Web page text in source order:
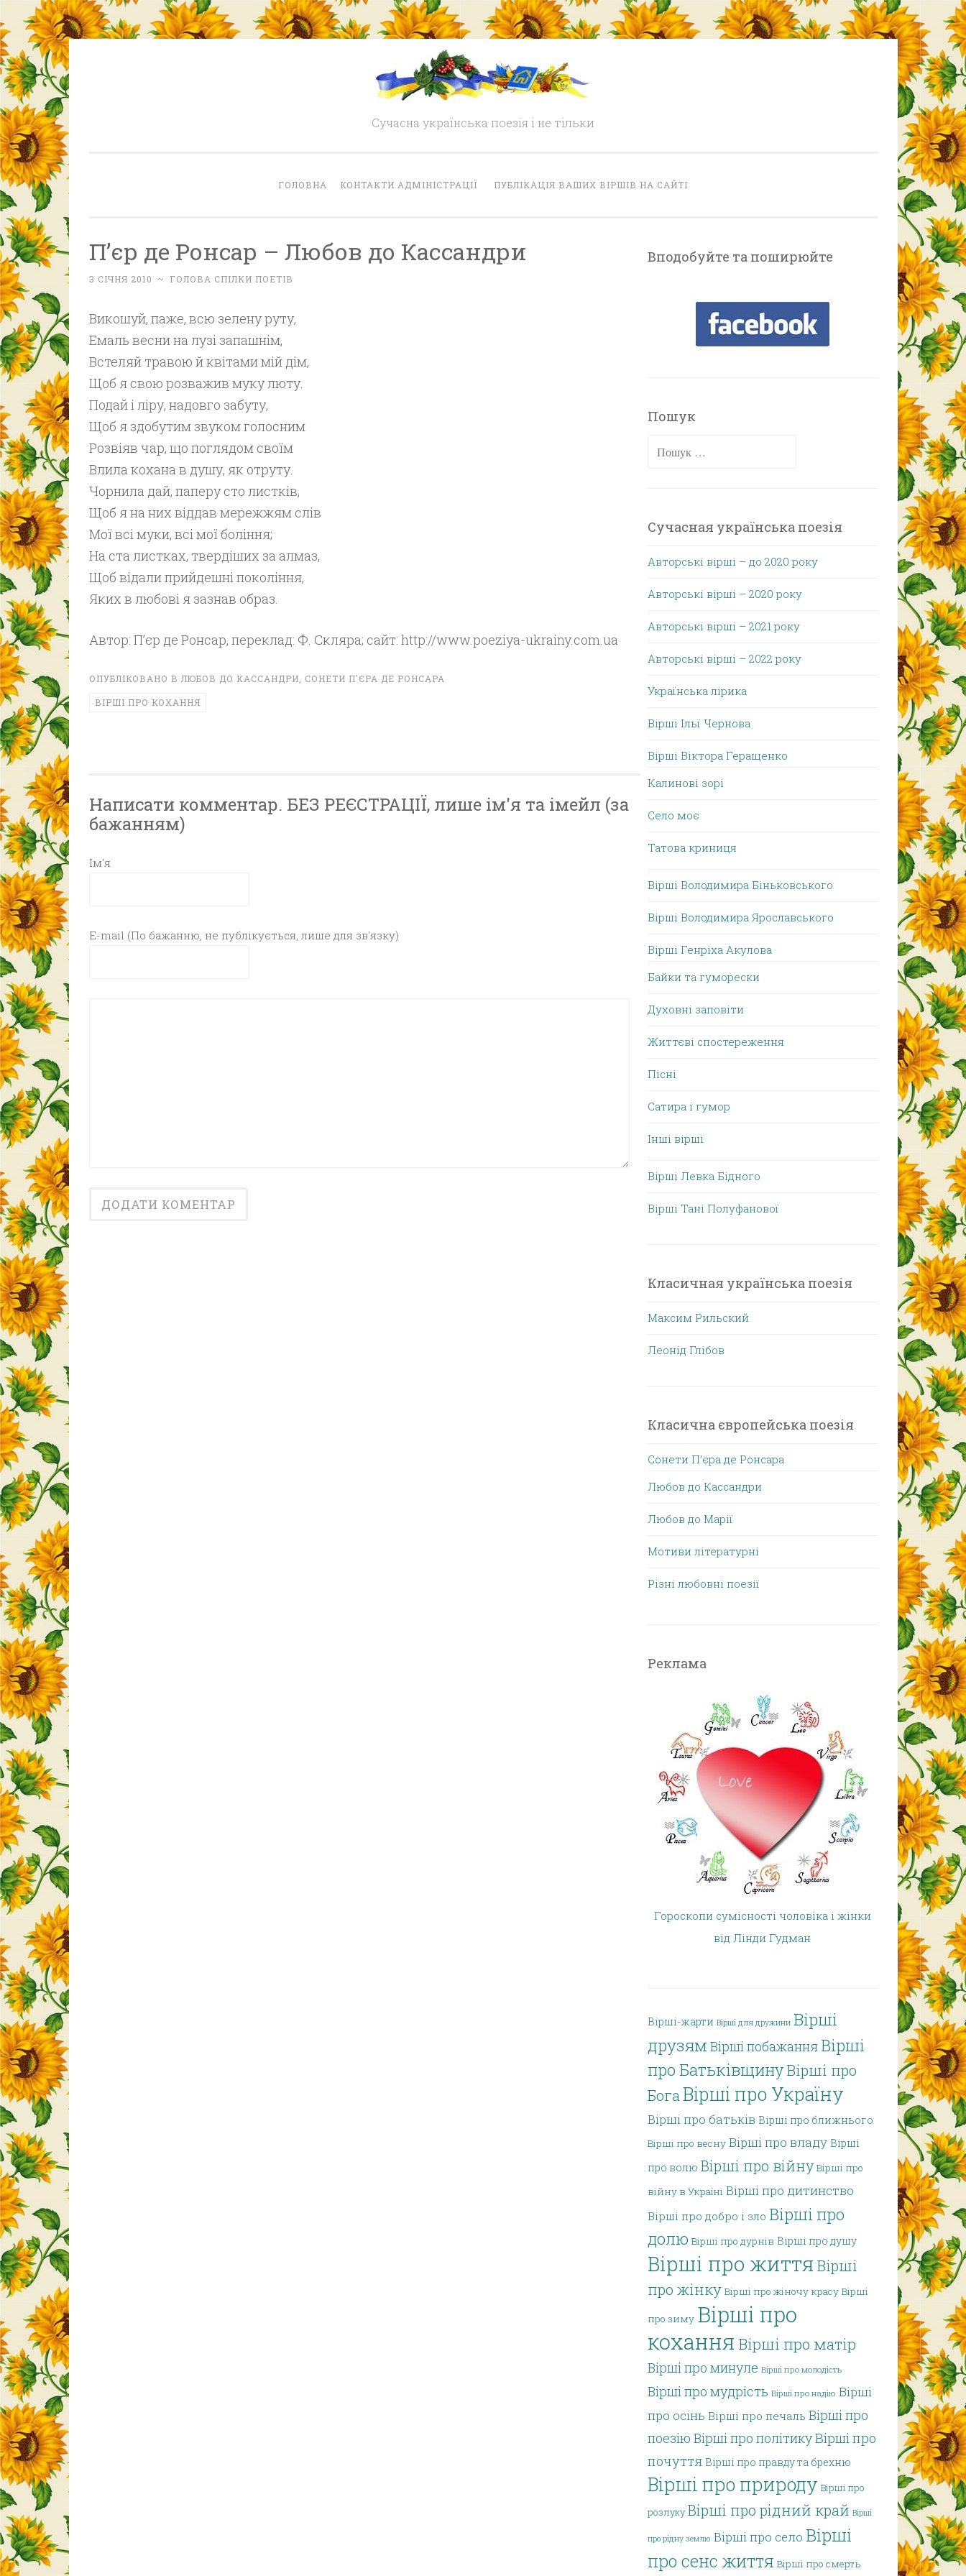
Сучасна українська поезія і не тільки
ГОЛОВНА КОНТАКТИ АДМІНІСТРАЦІЇ ПУБЛІКАЦІЯ ВАШИХ ВІРШІВ НА САЙТІ
П’єр де Ронсар – Любов до Кассандри
3 СІЧНЯ 2010 ~ ГОЛОВА СПІЛКИ ПОЕТІВ
Викошуй, паже, всю зелену руту,
Емаль весни на лузі запашнім,
Встеляй травою й квітами мій дім,
Щоб я свою розважив муку люту.
Подай і ліру, надовго забуту,
Щоб я здобутим звуком голосним
Розвіяв чар, що поглядом своїм
Влила кохана в душу, як отруту.
Чорнила дай, паперу сто листків,
Щоб я на них віддав мережжям слів
Мої всі муки, всі мої боління;
На ста листках, твердіших за алмаз,
Щоб відали прийдешні покоління,
Яких в любові я зазнав образ.
Автор: П’єр де Ронсар, переклад: Ф. Скляра; сайт: http://www.poeziya-ukrainy.com.ua
ОПУБЛІКОВАНО В ЛЮБОВ ДО КАССАНДРИ СОНЕТИ П'ЄРА ДЕ РОНСАРА
ВІРШІ ПРО КОХАННЯ
Написати комментар. БЕЗ РЕЄСТРАЦІЇ, лише ім'я та імейл (за
бажанням)
Ім'я
E-mail (По бажанню, не публікується, лише для зв'язку)
Вподобуйте та поширюйте
Пошук
Пошук:
Сучасная українська поезія
Авторські вірші – до 2020 року
Авторські вірші – 2020 року
Авторські вірші – 2021 року
Авторські вірші – 2022 року
Українська лірика
Вірші Ільї Чернова
Вірші Віктора Геращенко
Калинові зорі
Село моє
Татова криниця
Вірші Володимира Біньковського
Вірші Володимира Ярославського
Вірші Генріха Акулова
Байки та гуморески
Духовні заповіти
Життєві спостереження
Пісні
Сатира і гумор
Інші вірші
Вірші Левка Бідного
Вірші Тані Полуфанової
Класичная українська поезія
Максим Рильский
Леонід Глібов
Класична європейська поезія
Сонети П’єра де Ронсара
Любов до Кассандри
Любов до Марії
Мотиви літературні
Різні любовні поезії
Реклама
Гороскопи сумісності чоловіка і жінки
від Лінди Гудман
Вірші-жарти Вірші для дружини Вірші
друзям Вірші побажання Вірші
про Батьківщину Вірші про
БогаВірші про Україну
Вірші про батьків Вірші про ближнього
Вірші про весну Вірші про владу Вірші
про волю Вірші про війну Вірші про
війну в Україні Вірші про дитинство
Вірші про добро і зло Вірші про
долю Вірші про дурнів Вірші про душу
Вірші про життя Вірші
про жінку Вірші про жіночу красу Вірші
про зиму Вірші про
кохання Вірші про матір
Вірші про минуле Вірші про молодість
Вірші про мудрість Вірші про надію Вірші
про осінь Вірші про печаль Вірші про
поезію Вірші про політикуВірші про
почуття Вірші про правду та брехню
Вірші про природу Вірші про
розлуку Вірші про рідний край Вірші
про рідну землю Вірші про село Вірші
про сенс життя Вірші про смерть